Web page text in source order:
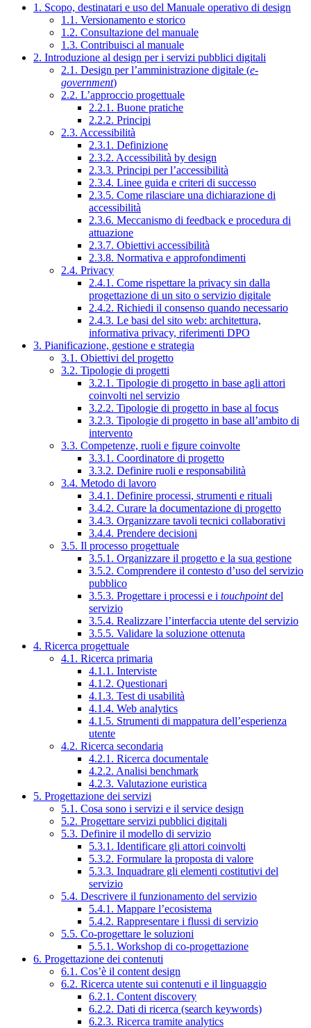
1. Scopo, destinatari e uso del Manuale operativo di design
1.1. Versionamento e storico
1.2. Consultazione del manuale
1.3. Contribuisci al manuale
2. Introduzione al design per i servizi pubblici digitali
2.1. Design per l’amministrazione digitale (e-
government)
2.2. L’approccio progettuale
2.2.1. Buone pratiche
2.2.2. Principi
2.3. Accessibilità
2.3.1. Definizione
2.3.2. Accessibilità by design
2.3.3. Principi per l’accessibilità
2.3.4. Linee guida e criteri di successo
2.3.5. Come rilasciare una dichiarazione di
accessibilità
2.3.6. Meccanismo di feedback e procedura di
attuazione
2.3.7. Obiettivi accessibilità
2.3.8. Normativa e approfondimenti
2.4. Privacy
2.4.1. Come rispettare la privacy sin dalla
progettazione di un sito o servizio digitale
2.4.2. Richiedi il consenso quando necessario
2.4.3. Le basi del sito web: architettura,
informativa privacy, riferimenti DPO
3. Pianificazione, gestione e strategia
3.1. Obiettivi del progetto
3.2. Tipologie di progetti
3.2.1. Tipologie di progetto in base agli attori
coinvolti nel servizio
3.2.2. Tipologie di progetto in base al focus
3.2.3. Tipologie di progetto in base all’ambito di
intervento
3.3. Competenze, ruoli e figure coinvolte
3.3.1. Coordinatore di progetto
3.3.2. Definire ruoli e responsabilità
3.4. Metodo di lavoro
3.4.1. Definire processi, strumenti e rituali
3.4.2. Curare la documentazione di progetto
3.4.3. Organizzare tavoli tecnici collaborativi
3.4.4. Prendere decisioni
3.5. Il processo progettuale
3.5.1. Organizzare il progetto e la sua gestione
3.5.2. Comprendere il contesto d’uso del servizio
pubblico
3.5.3. Progettare i processi e i touchpointdel
servizio
3.5.4. Realizzare l’interfaccia utente del servizio
3.5.5. Validare la soluzione ottenuta
4. Ricerca progettuale
4.1. Ricerca primaria
4.1.1. Interviste
4.1.2. Questionari
4.1.3. Test di usabilità
4.1.4. Web analytics
4.1.5. Strumenti di mappatura dell’esperienza
utente
4.2. Ricerca secondaria
4.2.1. Ricerca documentale
4.2.2. Analisi benchmark
4.2.3. Valutazione euristica
5. Progettazione dei servizi
5.1. Cosa sono i servizi e il service design
5.2. Progettare servizi pubblici digitali
5.3. Definire il modello di servizio
5.3.1. Identificare gli attori coinvolti
5.3.2. Formulare la proposta di valore
5.3.3. Inquadrare gli elementi costitutivi del
servizio
5.4. Descrivere il funzionamento del servizio
5.4.1. Mappare l’ecosistema
5.4.2. Rappresentare i flussi di servizio
5.5. Co-progettare le soluzioni
5.5.1. Workshop di co-progettazione
6. Progettazione dei contenuti
6.1. Cos’è il content design
6.2. Ricerca utente sui contenuti e il linguaggio
6.2.1. Content discovery
6.2.2. Dati di ricerca (search keywords)
6.2.3. Ricerca tramite analytics